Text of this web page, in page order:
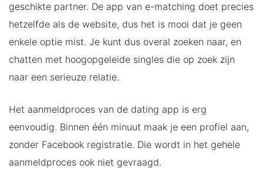
geschikte partner. De app van e-matching doet precies
hetzelfde als de website, dus het is mooi dat je geen
enkele optie mist. Je kunt dus overal zoeken naar, en
chatten met hoogopgeleide singles die op zoek zijn
naar een serieuze relatie.
Het aanmeldproces van de dating app is erg
eenvoudig. Binnen één minuut maak je een profiel aan,
zonder Facebook registratie. Die wordt in het gehele
aanmeldproces ook niet gevraagd.